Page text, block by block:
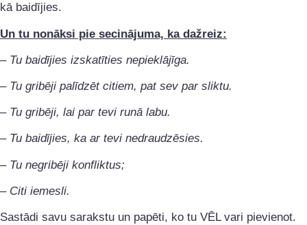
kā baidījies.
Un tu nonāksi pie secinājuma, ka dažreiz:
– Tu baidījies izskatīties nepieklājīga.
– Tu gribēji palīdzēt citiem, pat sev par sliktu.
– Tu gribēji, lai par tevi runā labu.
– Tu baidījies, ka ar tevi nedraudzēsies.
– Tu negribēji konfliktus;
– Citi iemesli.
Sastādi savu sarakstu un papēti, ko tu VĒL vari pievienot.